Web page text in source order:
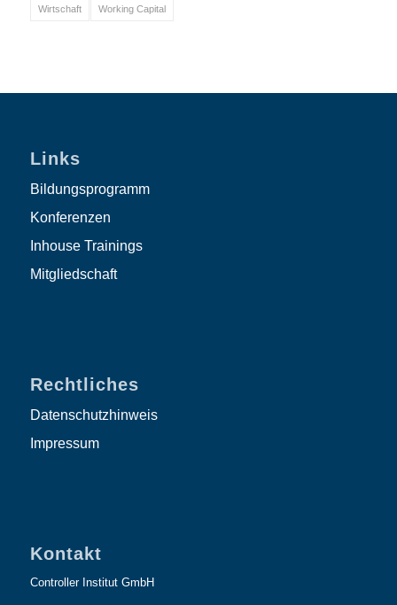
Wirtschaft Working Capital
Links
Bildungsprogramm
Konferenzen
Inhouse Trainings
Mitgliedschaft
Rechtliches
Datenschutzhinweis
Impressum
Kontakt
Controller Institut GmbH